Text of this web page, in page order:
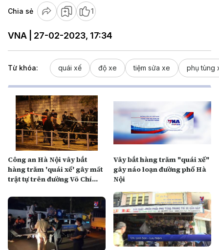
Chia sẻ 1
VNA | 27-02-2023, 17:34
Từ khóa: quái xế độ xe tiệm sửa xe phụ tùng
Công an Hà Nội vây bắt
hàng trăm 'quái xế' gây mất
trật tự trên đường Võ Chí
Vây bắt hàng trăm "quái xế"
gây náo loạn đường phố Hà
Nội